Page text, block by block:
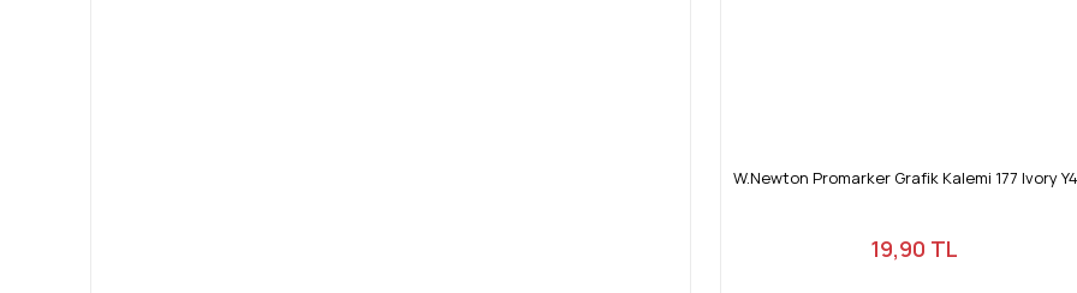
W.Newton Promarker Grafik Kalemi 177 Ivory
19,90 TL